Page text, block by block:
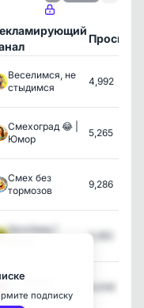
Веселимся, не
стыдимся
4,992
Смехоград 😂 |
Юмор
5,265
Смех без
тормозов
9,286
ХахаЗавр |
3,362
Юмор без
границ 😄
9,448
подписку